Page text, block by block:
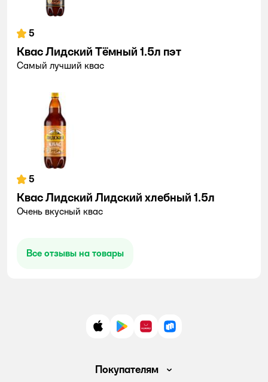
5
Квас Лидский Тёмный 1.5л пэт
Самый лучший квас
5
Kвас Лидский Лидский хлебный 1.5л
Очень вкусный квас
Все отзывы на товары
App StoreGoogle Play
AppGallery
RuStore
Покупателям